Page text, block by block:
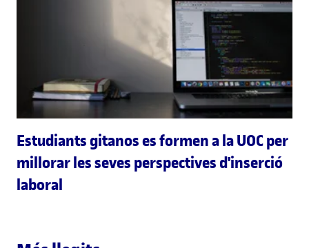
Estudiants gitanos es formen a la UOC per
millorar les seves perspectives d'inserció
laboral